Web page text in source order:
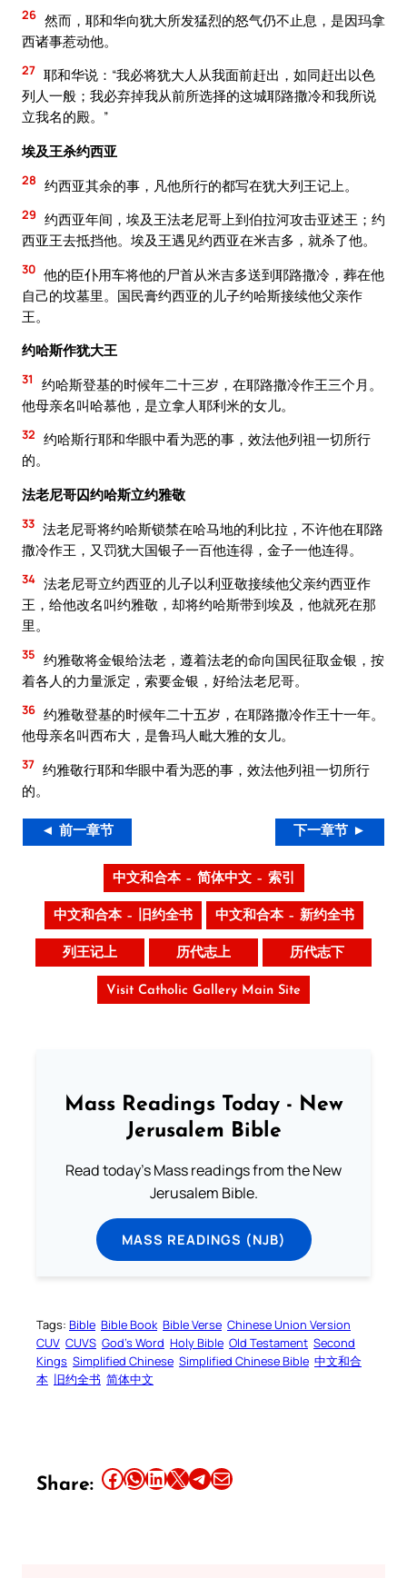
26 然而，耶和华向犹大所发猛烈的怒气仍不止息，是因玛拿
西诸事惹动他。
27 耶和华说：“我必将犹大人从我面前赶出，如同赶出以色
列人一般；我必弃掉我从前所选择的这城耶路撒冷和我所说
立我名的殿。”
埃及王杀约西亚
28 约西亚其余的事，凡他所行的都写在犹大列王记上。
29 约西亚年间，埃及王法老尼哥上到伯拉河攻击亚述王；约
西亚王去抵挡他。埃及王遇见约西亚在米吉多，就杀了他。
30 他的臣仆用车将他的尸首从米吉多送到耶路撒冷，葬在他
自己的坟墓里。国民膏约西亚的儿子约哈斯接续他父亲作
王。
约哈斯作犹大王
31
约哈斯登基的时候年二十三岁，在耶路撒冷作王三个月。
他母亲名叫哈慕他，是立拿人耶利米的女儿。
32 约哈斯行耶和华眼中看为恶的事，效法他列祖一切所行
的。
法老尼哥囚约哈斯立约雅敬
33 法老尼哥将约哈斯锁禁在哈马地的利比拉，不许他在耶路
撒冷作王，又罚犹大国银子一百他连得，金子一他连得。
34 法老尼哥立约西亚的儿子以利亚敬接续他父亲约西亚作
王，给他改名叫约雅敬，却将约哈斯带到埃及，他就死在那
里。
35 约雅敬将金银给法老，遵着法老的命向国民征取金银，按
着各人的力量派定，索要金银，好给法老尼哥。
36 约雅敬登基的时候年二十五岁，在耶路撒冷作王十一年。
他母亲名叫西布大，是鲁玛人毗大雅的女儿。
37 约雅敬行耶和华眼中看为恶的事，效法他列祖一切所行
的。
◄ 前一章节 下一章节 ►
中文和合本 – 简体中文 – 索引
中文和合本 – 旧约全书 中文和合本 – 新约全书
列王记上 历代志上 历代志下
Visit Catholic Gallery Main Site
Mass Readings Today - New
Jerusalem Bible
Read today's Mass readings from the New
Jerusalem Bible.
MASS READINGS (NJB)
Tags: Bible Bible Book Bible Verse Chinese Union Version
CUV CUVS God’s Word Holy Bible Old Testament Second
Kings Simplified Chinese Simplified Chinese Bible 中文和合
本 旧约全书 简体中文
Share: Share this article on Facebook Share this article on WhatsApp Share this article on LinkedIn Share this article on X Share this article on TelegramEmail this Article